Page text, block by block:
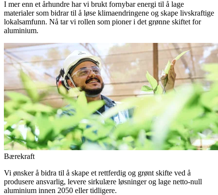
I mer enn et århundre har vi brukt fornybar energi til å lage
materialer som bidrar til å løse klimaendringene og skape livskraftige
lokalsamfunn. Nå tar vi rollen som pioner i det grønne skiftet for
aluminium.
Bærekraft
Vi ønsker å bidra til å skape et rettferdig og grønt skifte ved å
produsere ansvarlig, levere sirkulære løsninger og lage netto-null
aluminium innen 2050 eller tidligere.